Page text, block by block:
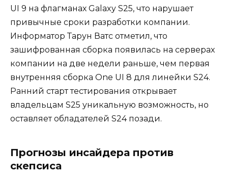
UI 9 на флагманах Galaxy S25, что нарушает
привычные сроки разработки компании.
Информатор Тарун Ватс отметил, что
зашифрованная сборка появилась на серверах
компании на две недели раньше, чем первая
внутренняя сборка One UI 8 для линейки S24.
Ранний старт тестирования открывает
владельцам S25 уникальную возможность, но
оставляет обладателей S24 позади.
Прогнозы инсайдера против
скепсиса